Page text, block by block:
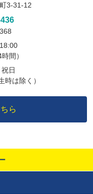
3-31-12
間）
日
時は除く）
ら